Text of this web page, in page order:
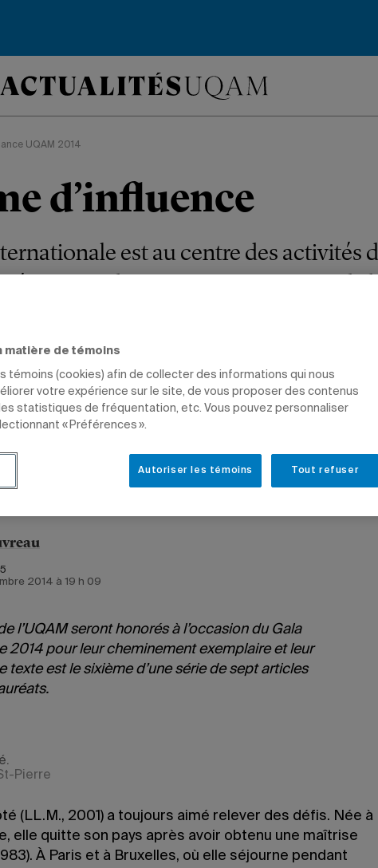
UQAM 2014
d’influence
est au centre des activités
2014 du prix Reconnaissance de
et de droit.
2014
UQAM POLITIQUE ET DROIT DIPLÔMÉS
2014 à 19 h 09
l’UQAM seront honorés à l’occasion du Gala
2014 pour leur cheminement exemplaire et leur
texte est le sixième d’une série de sept articles
Pierre
(LL.M., 2001) a toujours aimé relever des défis. Née à
elle quitte son pays après avoir obtenu une maîtrise
À Paris et à Bruxelles, où elle séjourne pendant
matière de témoins
témoins (cookies) afin de collecter des informations qui nous
votre expérience sur le site, de vous proposer des contenus
les statistiques de fréquentation, etc. Vous pouvez personnaliser
« Préférences ».
Tout refuser
Autoriser les témoins